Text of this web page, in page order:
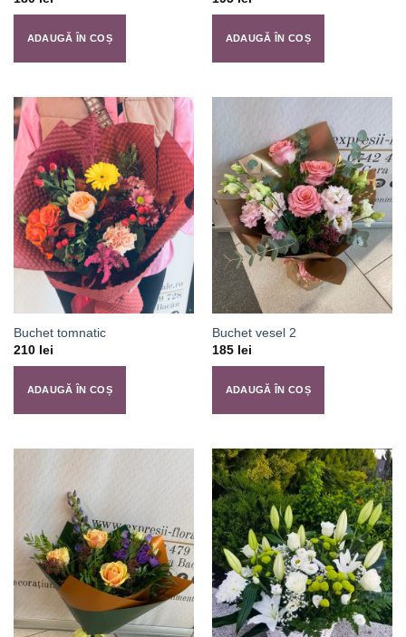
ADAUGĂ ÎN COȘ ADAUGĂ ÎN COȘ
Buchet tomnatic
210 lei
ADAUGĂ ÎN COȘ
Buchet vesel 2
185 lei
ADAUGĂ ÎN COȘ